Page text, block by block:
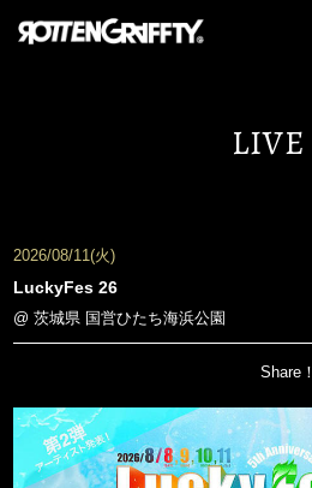
LIVE
2026/08/11(火)
LuckyFes 26
@ 茨城県 国営ひたち海浜公園
Share！